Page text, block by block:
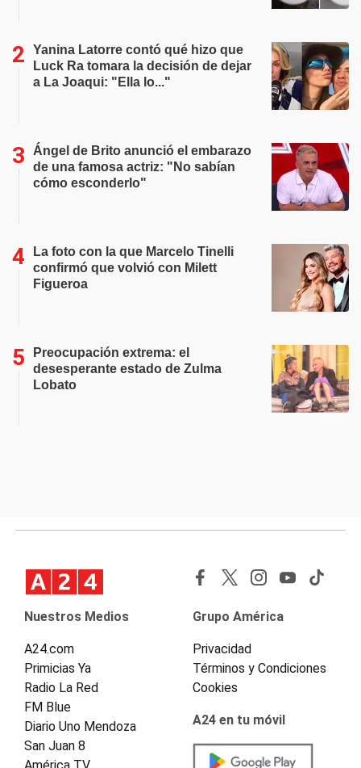
Yanina Latorre contó qué hizo que
Luck Ra tomara la decisión de dejar
a La Joaqui: "Ella lo..."
Ángel de Brito anunció el embarazo
de una famosa actriz: "No sabían
cómo esconderlo"
La foto con la que Marcelo Tinelli
confirmó que volvió con Milett
Figueroa
Preocupación extrema: el
desesperante estado de Zulma
Lobato
Nuestros Medios
A24.com
Primicias Ya
Radio La Red
FM Blue
Diario Uno Mendoza
San Juan 8
Grupo América
Privacidad
Términos y Condiciones
Cookies
A24 en tu móvil